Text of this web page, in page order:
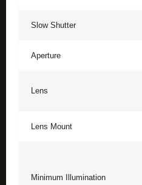
Slow Shutter
Aperture
Lens
Lens Mount
Minimum Illumination